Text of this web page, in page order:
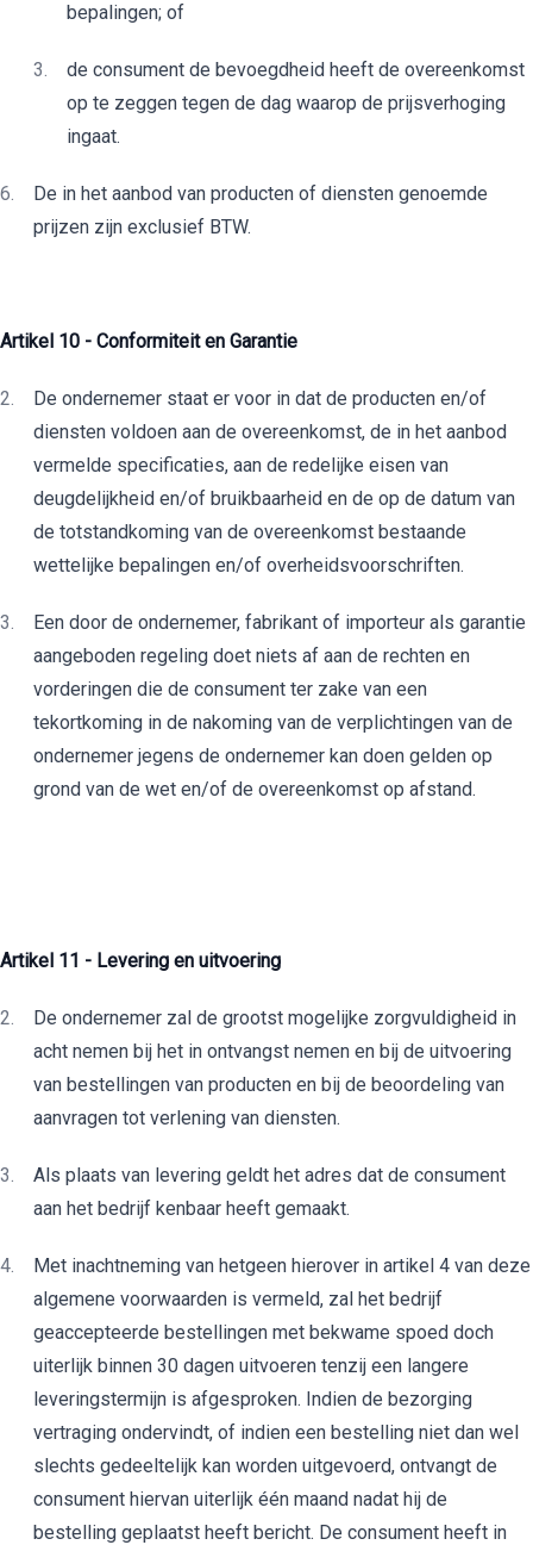
bepalingen; of
de consument de bevoegdheid heeft de overeenkomst
op te zeggen tegen de dag waarop de prijsverhoging
ingaat.
De in het aanbod van producten of diensten genoemde
prijzen zijn exclusief BTW.
Artikel 10 - Conformiteit en Garantie
De ondernemer staat er voor in dat de producten en/of
diensten voldoen aan de overeenkomst, de in het aanbod
vermelde specificaties, aan de redelijke eisen van
deugdelijkheid en/of bruikbaarheid en de op de datum van
de totstandkoming van de overeenkomst bestaande
wettelijke bepalingen en/of overheidsvoorschriften.
Een door de ondernemer, fabrikant of importeur als garantie
aangeboden regeling doet niets af aan de rechten en
vorderingen die de consument ter zake van een
tekortkoming in de nakoming van de verplichtingen van de
ondernemer jegens de ondernemer kan doen gelden op
grond van de wet en/of de overeenkomst op afstand.
Artikel 11 - Levering en uitvoering
De ondernemer zal de grootst mogelijke zorgvuldigheid in
acht nemen bij het in ontvangst nemen en bij de uitvoering
van bestellingen van producten en bij de beoordeling van
aanvragen tot verlening van diensten.
Als plaats van levering geldt het adres dat de consument
aan het bedrijf kenbaar heeft gemaakt.
Met inachtneming van hetgeen hierover in artikel 4 van deze
algemene voorwaarden is vermeld, zal het bedrijf
geaccepteerde bestellingen met bekwame spoed doch
uiterlijk binnen 30 dagen uitvoeren tenzij een langere
leveringstermijn is afgesproken. Indien de bezorging
vertraging ondervindt, of indien een bestelling niet dan wel
slechts gedeeltelijk kan worden uitgevoerd, ontvangt de
consument hiervan uiterlijk één maand nadat hij de
bestelling geplaatst heeft bericht. De consument heeft in